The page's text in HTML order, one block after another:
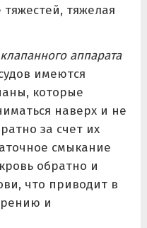
тяжелая
аппарата
имеются
которые
наверх и не
за счет их
смыкание
обратно и
что приводит в
и